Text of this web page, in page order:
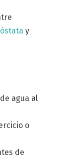
y
agua al
o
de